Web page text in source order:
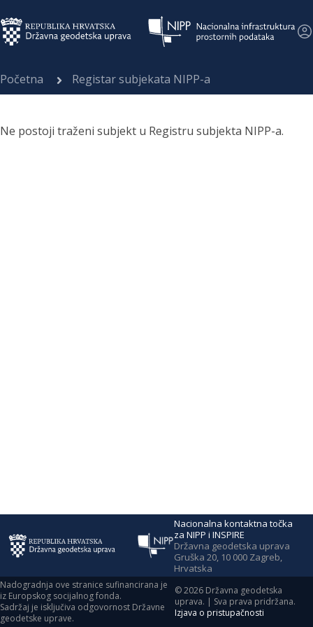
Početna Registar subjekata NIPP-a
Ne postoji traženi subjekt u Registru subjekta NIPP-a.
Nacionalna kontaktna točka
za NIPP i INSPIRE
Državna geodetska uprava
Gruška 20, 10 000 Zagreb,
Hrvatska
Nadogradnja ove stranice sufinancirana je
iz Europskog socijalnog fonda.
Sadržaj je isključiva odgovornost Državne
geodetske uprave.
©2026 Državna geodetska
uprava. | Sva prava pridržana.
Izjava o pristupačnosti